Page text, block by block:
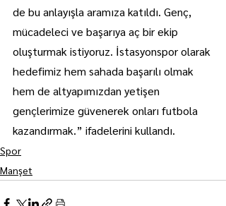
de bu anlayışla aramıza katıldı. Genç,
mücadeleci ve başarıya aç bir ekip
oluşturmak istiyoruz. İstasyonspor olarak
hedefimiz hem sahada başarılı olmak
hem de altyapımızdan yetişen
gençlerimize güvenerek onları futbola
kazandırmak.” ifadelerini kullandı.
Spor
Manşet